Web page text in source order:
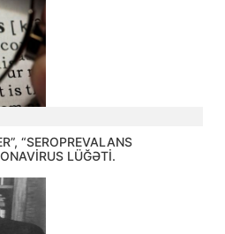
“SEROPREVALANS
LÜĞƏTİ.